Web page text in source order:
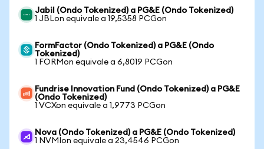
Jabil (Ondo Tokenized) a PG&E (Ondo Tokenized)
1 JBLon equivale a 19,5358 PCGon
FormFactor (Ondo Tokenized) a PG&E (Ondo
Tokenized)
1 FORMon equivale a 6,8019 PCGon
Fundrise Innovation Fund (Ondo Tokenized) a PG&E
(Ondo Tokenized)
1 VCXon equivale a 1,9773 PCGon
Nova (Ondo Tokenized) a PG&E (Ondo Tokenized)
1 NVMIon equivale a 23,4546 PCGon